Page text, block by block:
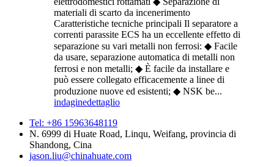
materiali di scarto da incenerimento
Caratteristiche tecniche principali Il separatore a
correnti parassite ECS ha un eccellente effetto di
separazione su vari metalli non ferrosi: ◆ Facile
da usare, separazione automatica di metalli non
ferrosi e non metalli; ◆ È facile da installare e
può essere collegato efficacemente a linee di
produzione nuove ed esistenti; ◆ NSK be...
indaginedettaglio
Tel: +86 15963648119
N. 6999 di Huate Road, Linqu, Weifang, provincia di
Shandong, Cina
jason.liu@chinahuate.com